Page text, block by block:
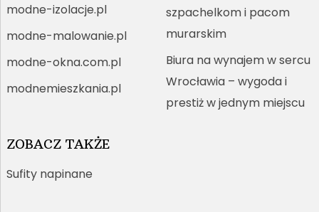
modne-izolacje.pl
modne-malowanie.pl
modne-okna.com.pl
modnemieszkania.pl
szpachelkom i pacom
murarskim
Biura na wynajem w sercu
Wrocławia – wygoda i
prestiż w jednym miejscu
ZOBACZ TAKŻE
Sufity napinane